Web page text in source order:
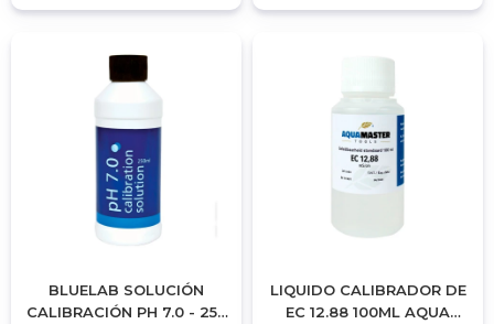
BLUELAB SOLUCIÓN
CALIBRACIÓN PH 7.0 - 250
LIQUIDO CALIBRADOR DE
EC 12.88 100ML AQUA